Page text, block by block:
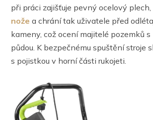
při práci zajišťuje pevný ocelový
nože a chrání tak uživatele před
kameny, což ocení majitelé pozemků
půdou. K bezpečnému spuštění stroje
s pojistkou v horní části rukojeti.